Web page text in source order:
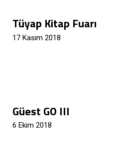
Tüyap Kitap Fuarı
17 Kasım 2018
Güest GO III
6 Ekim 2018